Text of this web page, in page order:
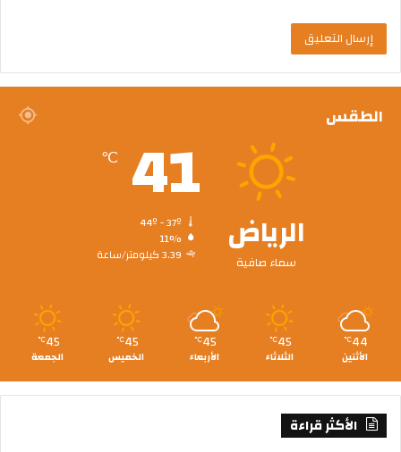
الطقس
الرياض
سماء صافية
41
℃
11%
3.39 كيلومتر/ساعة
44
℃
الأثنين
45
℃
الثلاثاء
45
℃
الأربعاء
45
℃
الخميس
45
℃
الجمعة
الأكثر قراءة